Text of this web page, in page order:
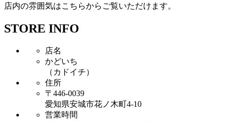
店内の雰囲気はこちらからご覧いただけます。
STORE INFO
店名
かどいち
（カドイチ）
住所
〒446-0039
愛知県安城市花ノ木町4-10
営業時間